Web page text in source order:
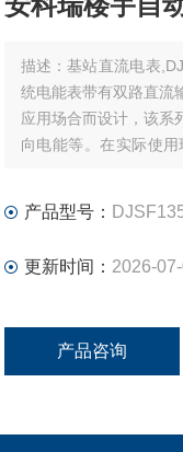
描述： 基站直流电表
统电能表带有双路直流
应用场合而设计，该系
向电能等。在实际使
产品型号：
更新时间： 2026-
产品咨询